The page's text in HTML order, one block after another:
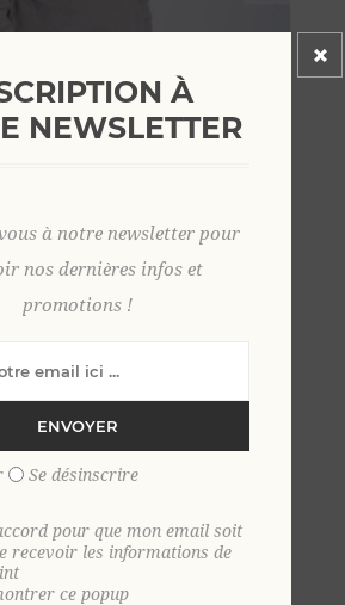
S CREME
99,00 €
+
À
NEWSLETTER
à notre newsletter pour
nos dernières infos et
promotions !
ENVOYER
Se désinscrire
pour que mon email soit
recevoir les informations de
ce popup